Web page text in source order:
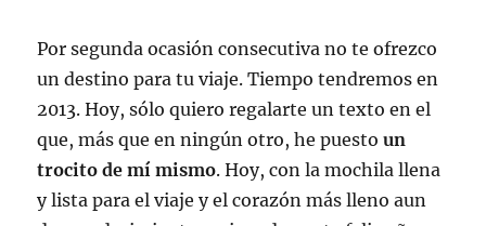
Por segunda ocasión consecutiva no te ofrezco
un destino para tu viaje. Tiempo tendremos en
2013. Hoy, sólo quiero regalarte un texto en el
que, más que en ningún otro, he puestoun
trocito de mí mismo. Hoy, con la mochila llena
y lista para el viaje y el corazón más lleno aun